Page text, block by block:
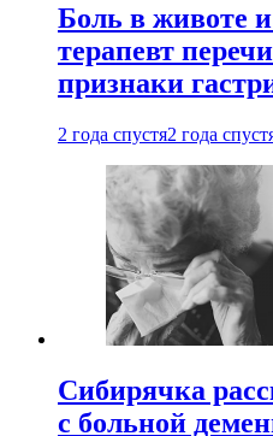
Боль в животе
терапевт
признаки
2 года спустя2 года
Сибирячка
с больной